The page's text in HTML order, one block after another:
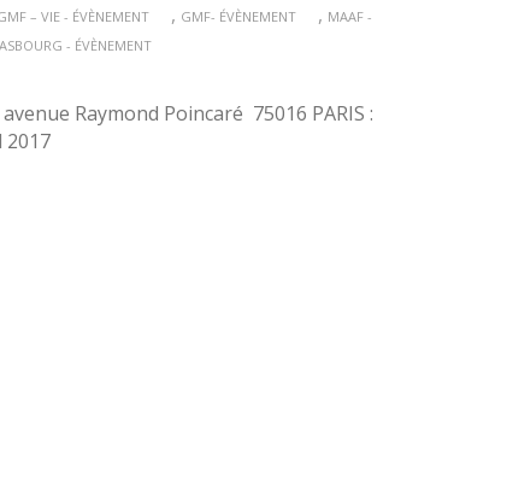
– VIE - ÉVÈNEMENT , GMF- ÉVÈNEMENT , MAAF -
- ÉVÈNEMENT
Raymond Poincaré 75016 PARIS :
2017